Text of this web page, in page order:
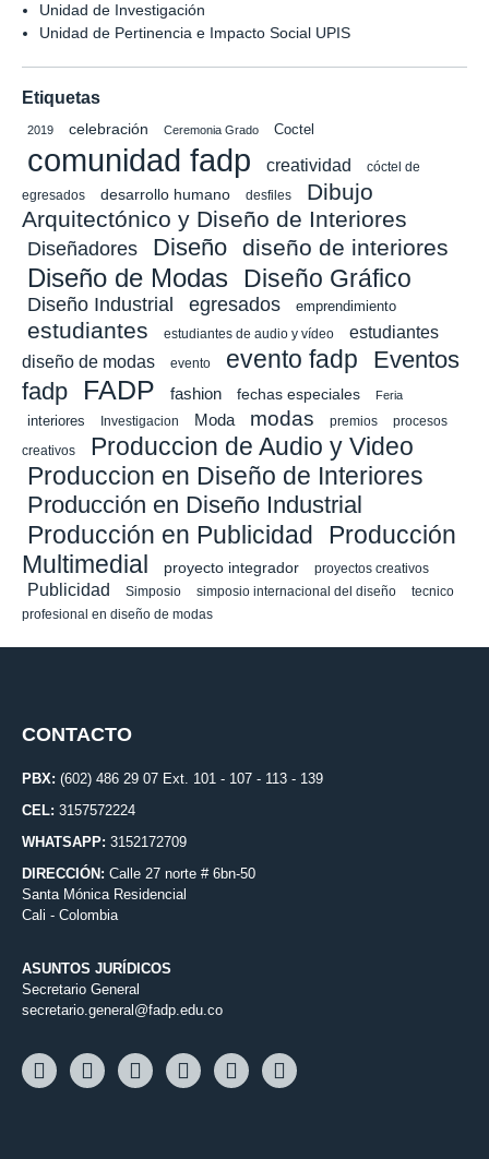
Unidad de Investigación
Unidad de Pertinencia e Impacto Social UPIS
Etiquetas
2019 celebración Ceremonia Grado Coctel
comunidad fadp creatividad
cóctel de
egresados
desarrollo humano desfiles
Dibujo
Arquitectónico y Diseño de Interiores
Diseñadores Diseño diseño de interiores
Diseño de Modas Diseño Gráfico
Diseño Industrial egresados emprendimiento
estudiantes estudiantes de audio y vídeo
estudiantes
diseño de modas
evento evento fadp
Eventos
fadp
FADP fashion fechas especiales Feria
interiores Investigacion Moda modas premios procesos
creativos Produccion de Audio y Video
Produccion en Diseño de Interiores
Producción en Diseño Industrial
Producción en Publicidad
Producción
Multimedial
proyecto integrador proyectos creativos
Publicidad Simposio simposio internacional del diseño
tecnico
profesional en diseño de modas
CONTACTO
PBX: (602) 486 29 07 Ext. 101 - 107 - 113 - 139
CEL: 3157572224
WHATSAPP: 3152172709
DIRECCIÓN: Calle 27 norte # 6bn-50
Santa Mónica Residencial
Cali - Colombia
ASUNTOS JURÍDICOS
Secretario General
secretario.general@fadp.edu.co